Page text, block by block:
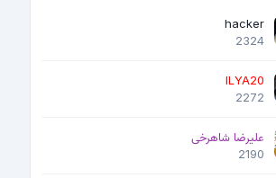
hacker
2324
ILYA20
2272
علیرضا شاهرخی
2190